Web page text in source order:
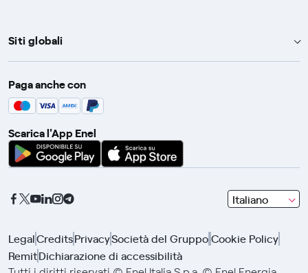
Siti globali
Enel Group
Enel Green Power
Global Procurement
Gridspertise
Paga anche con
Scarica l'App Enel
Italiano
seleziona
una
con
LegalCreditsPrivacySocietà del GruppoCookie Policy
RemitDichiarazione di accessibilità